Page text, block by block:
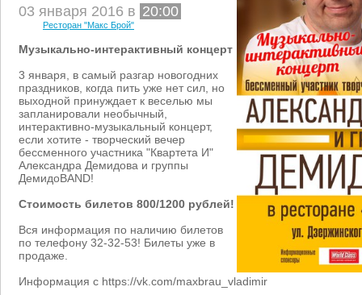
03 января 2016 в 20:00
Ресторан "Макс Брой"
Музыкально-интерактивный концерт
3 января, в самый разгар новогодних
праздников, когда пить уже нет сил, но
выходной принуждает к веселью мы
запланировали необычный,
интерактивно-музыкальный концерт,
если хотите - творческий вечер
бессменного участника "Квартета И"
Александра Демидова и группы
ДемидоBAND!
Стоимость билетов 800/1200 рублей!
Вся информация по наличию билетов
по телефону 32-32-53! Билеты уже в
продаже.
Информация с https://vk.com/maxbrau_vladimir